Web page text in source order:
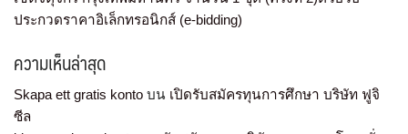
ประกวดราคาอิเล็กทรอนิกส์ (e-bidding)
ความเห็นล่าสุด
Skapa ett gratis konto บน เปิดรับสมัครทุนการศึกษา บริษัท ฟูจิ
ซีล